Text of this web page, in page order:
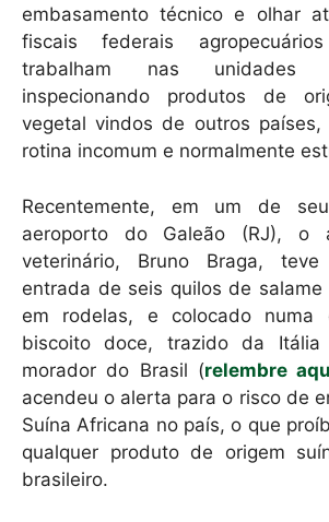
embasamento técnico e olhar
fiscais federais
trabalham nas unidades
inspecionando produtos de
vegetal vindos de outros países,
rotina incomum e normalmente
Recentemente, em um de
aeroporto do Galeão (RJ), o
veterinário, Bruno Braga,
entrada de seis quilos de
em rodelas, e colocado numa
biscoito doce, trazido da
morador do Brasil (relembre
acendeu o alerta para o risco de
Suína Africana no país, o que
qualquer produto de origem
brasileiro.